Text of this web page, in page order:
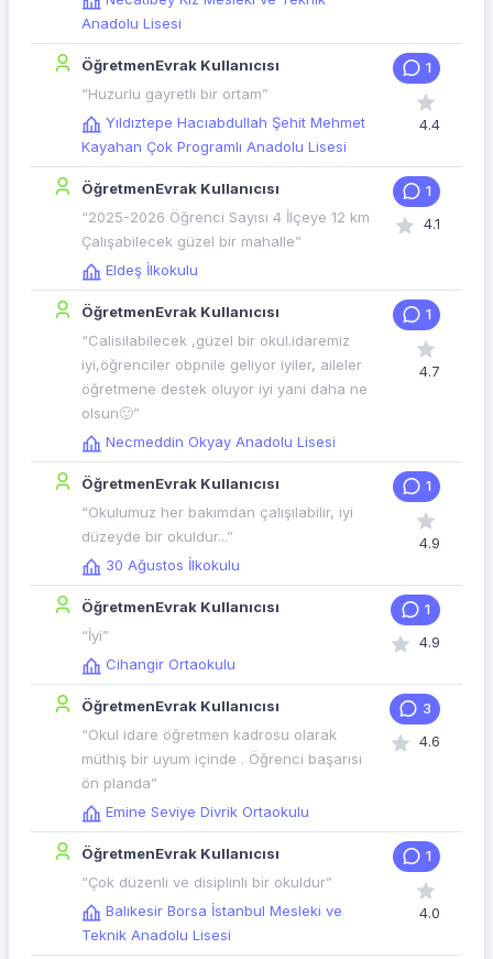
Anadolu Lisesi
ÖğretmenEvrak Kullanıcısı
“Huzurlu gayretli bir ortam”
Yıldıztepe Hacıabdullah Şehit Mehmet
Kayahan Çok Programlı Anadolu Lisesi
1
4.4
ÖğretmenEvrak Kullanıcısı
“2025-2026 Öğrenci Sayısı 4 İlçeye 12 km
Çalışabilecek güzel bir mahalle”
Eldeş İlkokulu
1
4.1
ÖğretmenEvrak Kullanıcısı
“Calisilabilecek ,güzel bir okul.idaremiz
iyi,öğrenciler obpnile geliyor iyiler, aileler
öğretmene destek oluyor iyi yani daha ne
olsun🙂”
Necmeddin Okyay Anadolu Lisesi
1
4.7
ÖğretmenEvrak Kullanıcısı
“Okulumuz her bakımdan çalışılabilir, iyi
düzeyde bir okuldur...”
30 Ağustos İlkokulu
1
4.9
ÖğretmenEvrak Kullanıcısı
“İyi”
Cihangir Ortaokulu
1
4.9
ÖğretmenEvrak Kullanıcısı
“Okul idare öğretmen kadrosu olarak
müthiş bir uyum içinde . Öğrenci başarısı
ön planda”
Emine Seviye Divrik Ortaokulu
3
4.6
ÖğretmenEvrak Kullanıcısı
“Çok düzenli ve disiplinli bir okuldur”
Balıkesir Borsa İstanbul Mesleki ve
Teknik Anadolu Lisesi
1
4.0